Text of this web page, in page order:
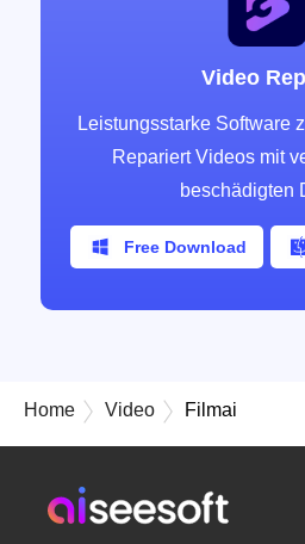
Video
Leistungsstarke Software
Repariert Videos mit
beschädigten
Free Download
Home Video Filmai